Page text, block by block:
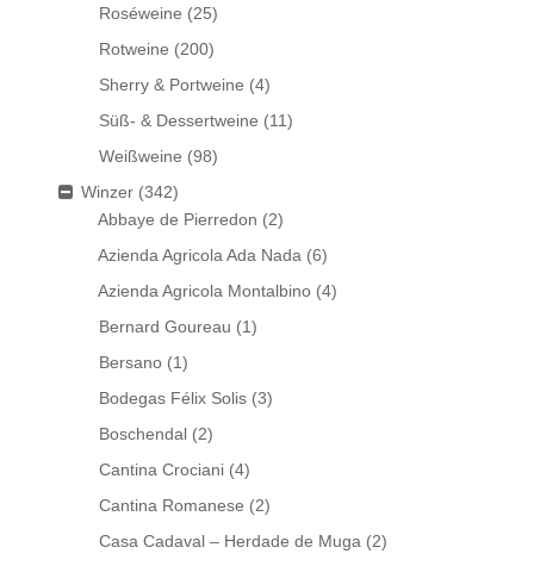
Roséweine (25)
Rotweine (200)
Sherry & Portweine (4)
Süß- & Dessertweine (11)
Weißweine (98)
Winzer (342)
Abbaye de Pierredon (2)
Azienda Agricola Ada Nada (6)
Azienda Agricola Montalbino (4)
Bernard Goureau (1)
Bersano (1)
Bodegas Félix Solis (3)
Boschendal (2)
Cantina Crociani (4)
Cantina Romanese (2)
Casa Cadaval – Herdade de Muga (2)